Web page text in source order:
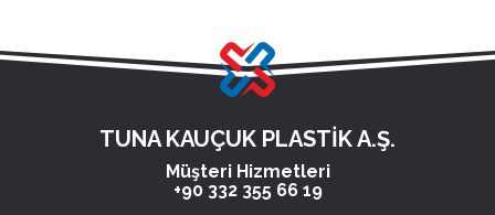
TUNA KAUÇUK PLASTİK A.Ş.
Müşteri Hizmetleri
+90 332 355 66 19